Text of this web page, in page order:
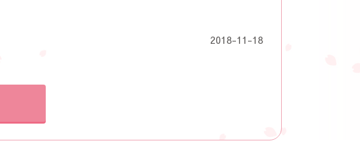
2018-11-18